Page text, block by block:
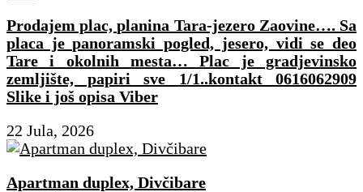
Prodajem plac, planina Tara-jezero Zaovine…. Sa
placa je panoramski pogled, jesero, vidi se deo
Tare i okolnih mesta… Plac je gradjevinsko
zemljište, papiri sve 1/1..kontakt 0616062909
Slike i još opisa Viber
22 Jula, 2026
Apartman duplex, Divčibare